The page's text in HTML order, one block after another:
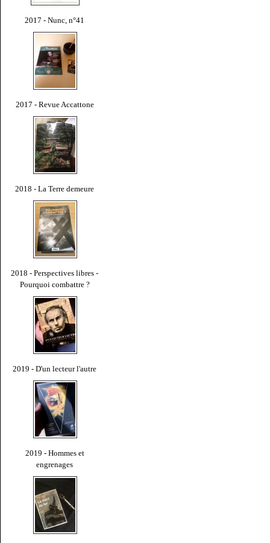
2017 - Nunc, n°41
2017 - Revue Accattone
2018 - La Terre demeure
2018 - Perspectives libres -
Pourquoi combattre ?
2019 - D'un lecteur l'autre
2019 - Hommes et
engrenages